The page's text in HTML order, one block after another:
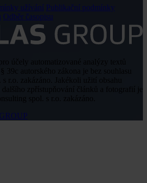
užívání Publikační podmínky
Odběr časopisu
dalšího zpřístupňování článků a fotografií je